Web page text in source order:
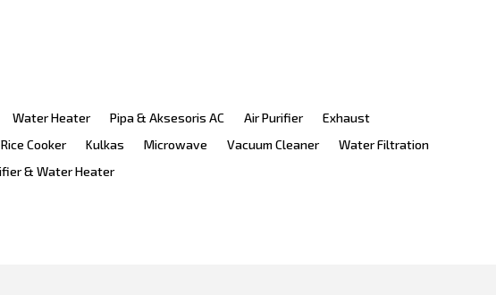
Water Heater Pipa & Aksesoris AC Air Purifier
Exhaust
Rice Cooker Kulkas Microwave Vacuum Cleaner
Water Filtration
& Water Heater